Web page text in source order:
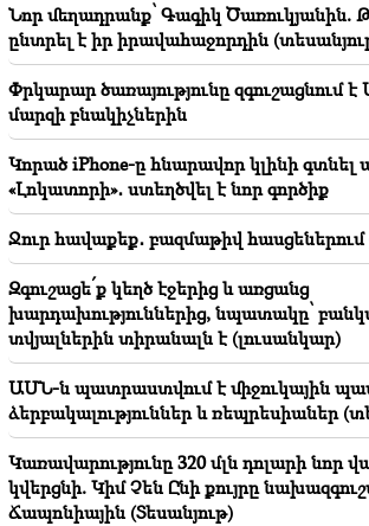
20:50
Կոչ ենք անում իշխանություններին
բացառապես օրինականության
բարձրաստիճան հոգեւորականների
հայտարարությունը
20:30
«ինադու». էս իշխանությունը հանուն
անում (տեսանյութ)
20:21
Եթե նման գործելակերպը շարունակվի
զբոսաշրջիկներին խորհուրդ կտա
Հայաստան. Մատվիենկո
20:05
Նոր մեղադրանք՝ Գագիկ
ընտրել է իր իրավահաջորդին
Նոր մեղադրանք՝ Գագիկ Ծառուկյանին.
ընտրել է իր իրավահաջորդին
Փրկարար ծառայությունը զգուշացնում
մարզի բնակիչներին
Կորած iPhone-ը հնարավոր կլինի գտնել
«Լոկատորի»․ ստեղծվել է նոր գործիք
Ջուր հավաքեք․ բազմաթիվ հասցեներում
Զգուշացե՛ք կեղծ էջերից և առցանց
խարդախություններից, նպատակը՝
տվյալներին տիրանալն է (լուսանկար)
ԱՄՆ-ն պատրաստվում է միջուկային
ձերբակալություններ և ռեպրեսիաներ
Կառավարությունը 320 մլն դոլարի նոր
կվերցնի. Կիմ Չեն Ընի քույրը
Ճապոնիային (Տեսանյութ)